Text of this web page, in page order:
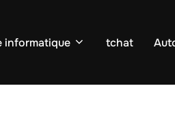
informatique tchat